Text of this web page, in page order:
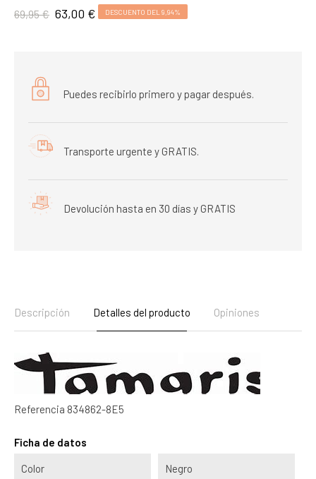
69,95 € 63,00 € DESCUENTO DEL 9,94%
Puedes recibirlo primero y pagar después.
Transporte urgente y GRATIS.
Devolución hasta en 30 días y GRATIS
Descripción Detalles del producto Opiniones
Referencia 834862-8E5
Ficha de datos
Color Negro